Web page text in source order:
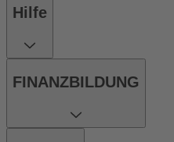
Hilfe
FINANZBILDUNG